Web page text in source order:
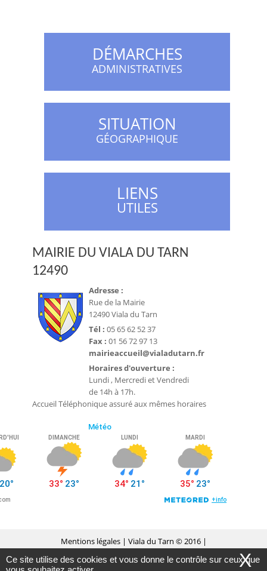
DÉMARCHES
ADMINISTRATIVES
SITUATION
GÉOGRAPHIQUE
LIENS
UTILES
MAIRIE DU VIALA DU TARN
12490
Adresse :
Rue de la Mairie
12490 Viala du Tarn
Tél : 05 65 62 52 37
Fax : 01 56 72 97 13
mairieaccueil@vialadutarn.fr
Horaires d'ouverture :
Lundi , Mercredi et Vendredi
de 14h à 17h.
Accueil Téléphonique assuré aux mêmes horaires
Mentions légales | Viala du Tarn © 2016 |
Conception Citopia- Solution de site internet pour X
Ce site utilise des cookies et vous donne le contrôle sur ceux que